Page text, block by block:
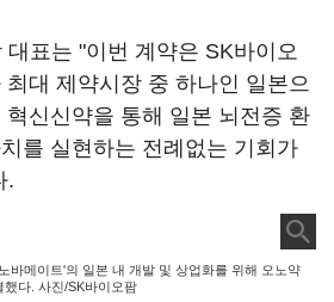
대표는 "이번 계약은 SK바이오
대 제약시장 중 하나인 일본으
신신약을 통해 일본 뇌전증 환
를 실현하는 전례없는 기회가
.
바메이트'의 일본 내 개발 및 상업화를 위해 오노약
다. 사진/SK바이오팜